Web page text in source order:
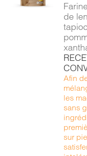
DÉTAILS
de
Afin
les
sans
sur